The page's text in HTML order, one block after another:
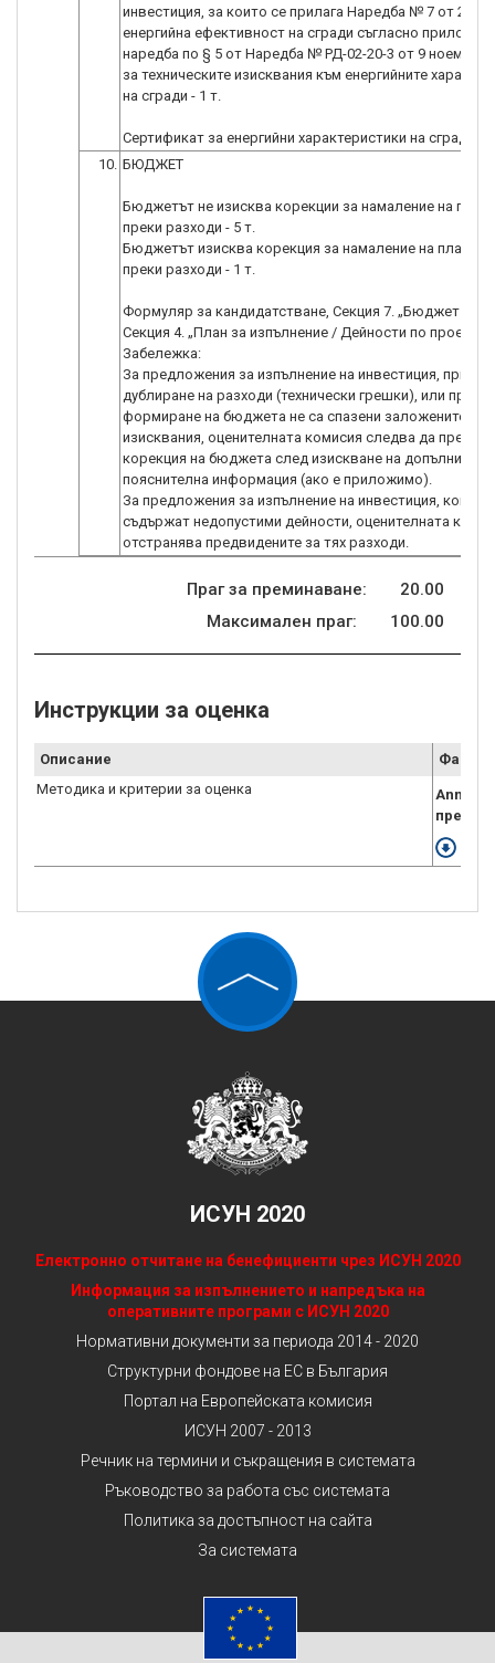
инвестиция, за които се прилага Наредба № 7 от 2004
енергийна ефективност на сгради съгласно
наредба по § 5 от Наредба № РД-02-20-3 от 9 ноември
за техническите изисквания към енергийните
на сгради - 1 т.
Сертификат за енергийни характеристики на сградата.
10. БЮДЖЕТ
Бюджетът не изисква корекции за намаление на
преки разходи - 5 т.
Бюджетът изисква корекция за намаление на
преки разходи - 1 т.
Формуляр за кандидатстване, Секция 7. „Бюджет (в
Секция 4. „План за изпълнение / Дейности по проекта“.
Забележка:
За предложения за изпълнение на инвестиция, при
дублиране на разходи (технически грешки), или при
формиране на бюджета не са спазени заложените
изисквания, оценителната комисия следва да
корекция на бюджета след изискване на
пояснителна информация (ако е приложимо).
За предложения за изпълнение на инвестиция, които
съдържат недопустими дейности, оценителната
отстранява предвидените за тях разходи.
20.00
Праг за преминаване:
100.00
Максимален праг:
Инструкции за оценка
Описание
Файл
Методика и критерии за оценка
ИСУН 2020
Електронно отчитане на бенефициенти чрез ИСУН 2020
Информация за изпълнението и напредъка на
оперативните програми с ИСУН 2020
Нормативни документи за периода 2014 - 2020
Структурни фондове на ЕС в България
Портал на Европейската комисия
ИСУН 2007 - 2013
Речник на термини и съкращения в системата
Ръководство за работа със системата
Политика за достъпност на сайта
За системата